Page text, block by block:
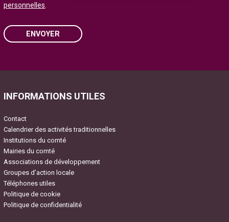
personnelles
ENVOYER
INFORMATIONS UTILES
Contact
Calendrier des activités traditionnelles
Institutions du comté
Mairies du comté
Associations de développement
Groupes d’action locale
Téléphones utiles
Politique de cookie
Politique de confidentialité